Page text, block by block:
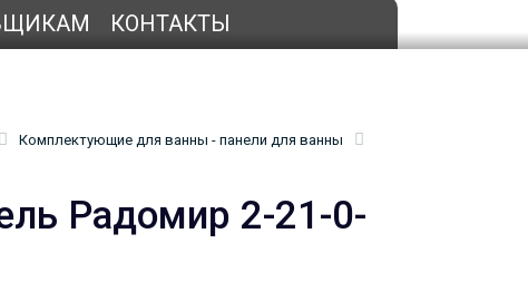
КОНТАКТЫ
Комплектующие для ванны - панели для ванны
Радомир 2-21-0-